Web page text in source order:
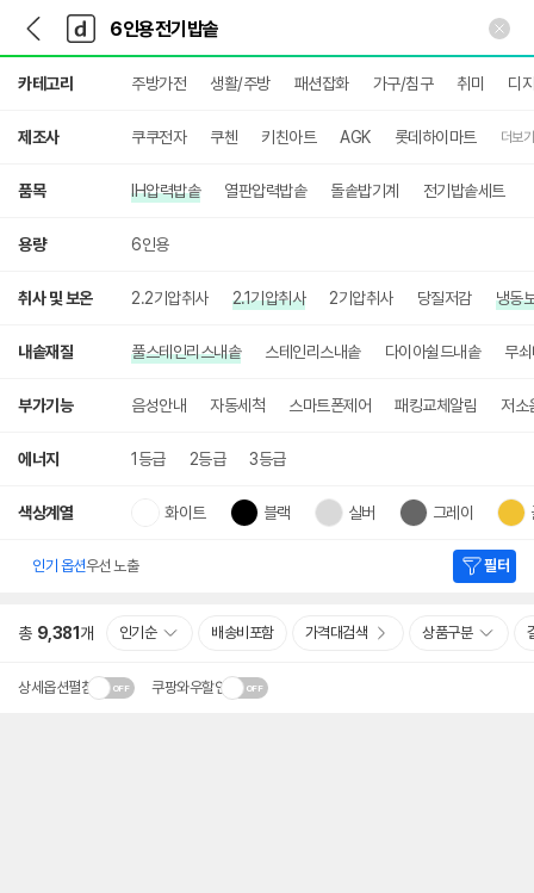
다
나
와
가
기
다
와
메
인
카테고리 주방가전 생활/주방 패션잡화 가구/침구 취미 디
제조사 쿠쿠전자 쿠첸 키친아트 AGK 롯데하이마트 더보기
품목 IH압력밥솥 열판압력밥솥 돌솥밥기계 전기밥솥세트
용량 6인용
취사 및 보온 2.2기압취사 2.1기압취사 2기압취사 당질저감 냉동
내솥재질 풀스테인리스내솥 스테인리스내솥 다이아쉴드내솥 무
부가기능 음성안내 자동세척 스마트폰제어 패킹교체알림 저소
에너지 1등급 2등급 3등급
색상계열 화이트 블랙 실버 그레이
인기 옵션우선 노출 필터
총 9,381 개 인기순 배송비포함 가격대검색 상품구분
상세옵션펼침 쿠팡와우할인